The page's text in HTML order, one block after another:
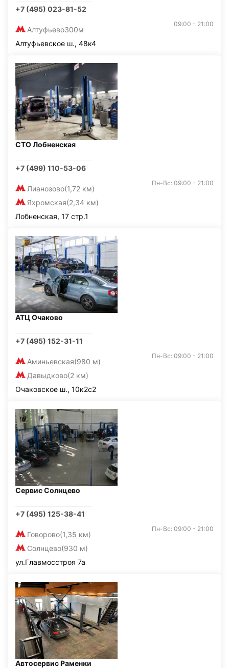
+7 (495) 023-81-52
Алтуфьево300м
09:00 - 21:00
Алтуфьевское ш., 48к4
СТО Лобненская
+7 (499) 110-53-06
Лианозово(1,72 км)
Яхромская(2,34 км)
Пн-Вс: 09:00 - 21:00
Лобненская, 17 стр.1
АТЦ Очаково
+7 (495) 152-31-11
Аминьевская(980 м)
Давыдково(2 км)
Пн-Вс: 09:00 - 21:00
Очаковское ш., 10к2с2
Сервис Солнцево
+7 (495) 125-38-41
Говорово(1,35 км)
Солнцево(930 м)
Пн-Вс: 09:00 - 21:00
ул.Главмосстроя 7а
Автосервис Раменки